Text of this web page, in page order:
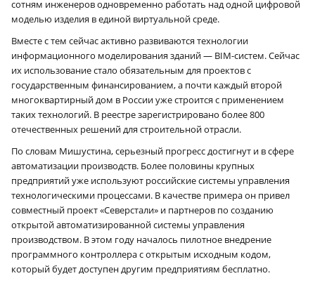
сотням инженеров одновременно работать над одной цифровой
моделью изделия в единой виртуальной среде.
Вместе с тем сейчас активно развиваются технологии
информационного моделирования зданий — BIM-систем. Сейчас
их использование стало обязательным для проектов с
государственным финансированием, а почти каждый второй
многоквартирный дом в России уже строится с применением
таких технологий. В реестре зарегистрировано более 800
отечественных решений для строительной отрасли.
По словам Мишустина, серьезный прогресс достигнут и в сфере
автоматизации производств. Более половины крупных
предприятий уже используют российские системы управления
технологическими процессами. В качестве примера он привел
совместный проект «Северстали» и партнеров по созданию
открытой автоматизированной системы управления
производством. В этом году началось пилотное внедрение
программного контроллера с открытым исходным кодом,
который будет доступен другим предприятиям бесплатно.